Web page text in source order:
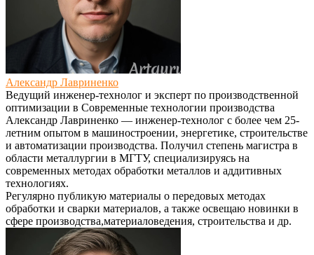
Александр Лавриненко
Ведущий инженер-технолог и эксперт по производственной
оптимизации в Современные технологии производства
Александр Лавриненко — инженер-технолог с более чем 25-
летним опытом в машиностроении, энергетике, строительстве
и автоматизации производства. Получил степень магистра в
области металлургии в МГТУ, специализируясь на
современных методах обработки металлов и аддитивных
технологиях.
Регулярно публикую материалы о передовых методах
обработки и сварки материалов, а также освещаю новинки в
сфере производства,материаловедения, строительства и др.